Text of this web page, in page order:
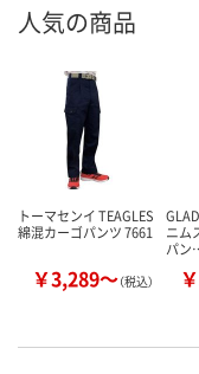
人気の商品
トーマセンイ TEAGLES
綿混カーゴパンツ 7661
￥3,289～（税込）
ニム
パン